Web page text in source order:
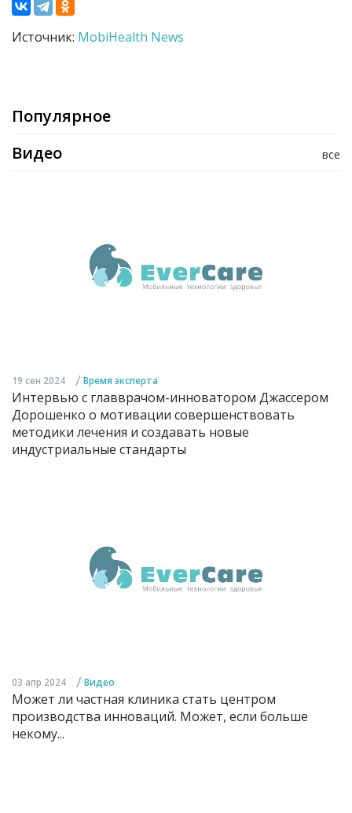
Источник: MobiHealth News
Популярное
все
Видео
19 сен 2024 / Время эксперта
Интервью с главврачом-инноватором Джассером
Дорошенко о мотивации совершенствовать
методики лечения и создавать новые
индустриальные стандарты
03 апр 2024 / Видео
Может ли частная клиника стать центром
производства инноваций. Может, если больше
некому...